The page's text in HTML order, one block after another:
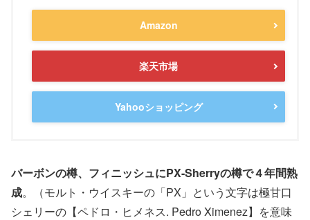
Amazon
楽天市場
Yahooショッピング
バーボンの樽、フィニッシュにPX-Sherryの樽で４年間熟
成。（モルト・ウイスキーの「PX」という文字は極甘口
シェリーの【ペドロ・ヒメネス. Pedro Ximenez】を意味